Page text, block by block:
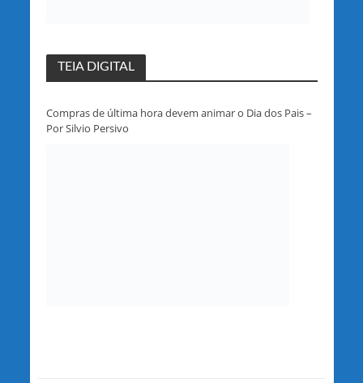
TEIA DIGITAL
Compras de última hora devem animar o Dia dos Pais –
Por Silvio Persivo